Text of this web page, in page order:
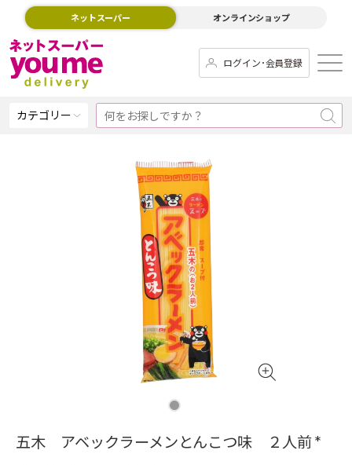
ネットスーパー オンラインショップ
ログイン･会員登録
カテゴリー
五木 アベックラーメンとんこつ味 ２人前 *